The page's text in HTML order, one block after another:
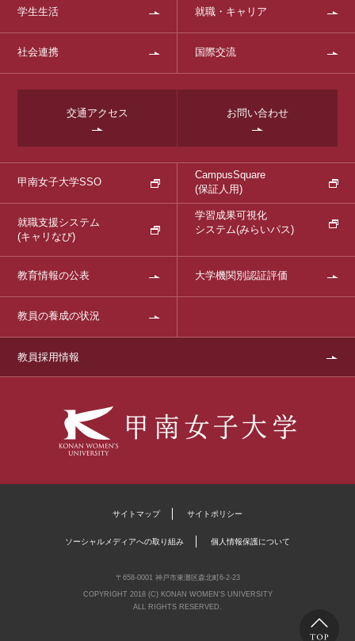
学生生活 就職・キャリア
社会連携 国際交流
交通アクセス お問い合わせ
甲南女子大学SSO
CampusSquare
(保証人用)
就職支援システム
(キャリなび)
学習成果可視化
システム(みらいパス)
教育情報の公表 大学機関別認証評価
教員の養成の状況
教員採用情報
サイトマップ サイトポリシー
ソーシャルメディアへの取り組み 個人情報保護について
〒658-0001 神戸市東灘区森北町6-2-23
COPYRIGHT 2018 (C) KONAN WOMEN'S UNIVERSITY
ALL RIGHTS RESERVED.